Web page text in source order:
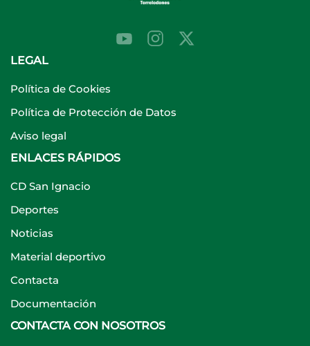
LEGAL
Política de Cookies
Política de Protección de Datos
Aviso legal
ENLACES RÁPIDOS
CD San Ignacio
Deportes
Noticias
Material deportivo
Contacta
Documentación
CONTACTA CON NOSOTROS